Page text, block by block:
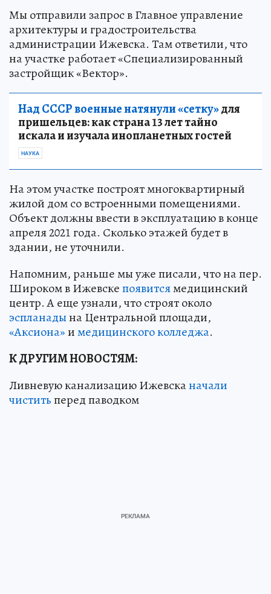
Мы отправили запрос в Главное управление
архитектуры и градостроительства
администрации Ижевска. Там ответили, что
на участке работает «Специализированный
застройщик «Вектор».
Над СССР военные натянули «сетку»для
пришельцев: как страна 13 лет тайно
искала и изучала инопланетных гостей
НАУКА
На этом участке построят многоквартирный
жилой дом со встроенными помещениями.
Объект должны ввести в эксплуатацию в конце
апреля 2021 года. Сколько этажей будет в
здании, не уточнили.
Напомним, раньше мы уже писали, что на пер.
Широком в Ижевскепоявитсямедицинский
центр. А еще узнали, что строят около
эспланадына Центральной площади,
«Аксиона»имедицинского колледжа.
К ДРУГИМ НОВОСТЯМ:
Ливневую канализацию Ижевсканачали
чиститьперед паводком